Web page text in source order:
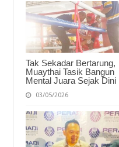
Tak Sekadar Bertarung,
Muaythai Tasik Bangun
Mental Juara Sejak Dini
03/05/2026